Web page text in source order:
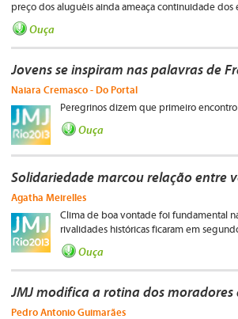
preço dos aluguéis ainda ameaça continuidade dos
Ouça
Jovens se inspiram nas palavras de
Naiara Cremasco - Do Portal
Peregrinos dizem que primeiro
Ouça
Solidariedade marcou relação entre
Agatha Meirelles
Clima de boa vontade foi fundamental
rivalidades históricas ficaram em
Ouça
JMJ modifica a rotina dos moradores
Pedro Antonio Guimarães